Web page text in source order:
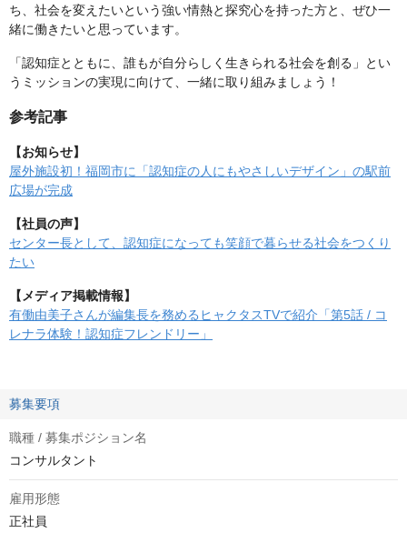
ち、社会を変えたいという強い情熱と探究心を持った方と、ぜひ一
緒に働きたいと思っています。
「認知症とともに、誰もが自分らしく生きられる社会を創る」とい
うミッションの実現に向けて、一緒に取り組みましょう！
参考記事
【お知らせ】
屋外施設初！福岡市に「認知症の人にもやさしいデザイン」の駅前
広場が完成
【社員の声】
センター長として、認知症になっても笑顔で暮らせる社会をつくり
たい
【メディア掲載情報】
有働由美子さんが編集長を務めるヒャクタスTVで紹介「第5話 / コ
レナラ体験！認知症フレンドリー」
募集要項
職種 / 募集ポジション名
コンサルタント
雇用形態
正社員